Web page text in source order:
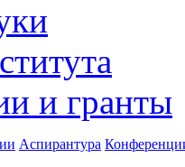
и гранты
Аспирантура